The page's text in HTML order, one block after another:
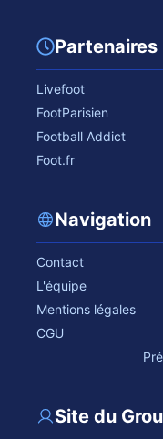
Partenaires
Livefoot
FootParisien
Football Addict
Foot.fr
Navigation
Contact
L'équipe
Mentions légales
CGU
Site du